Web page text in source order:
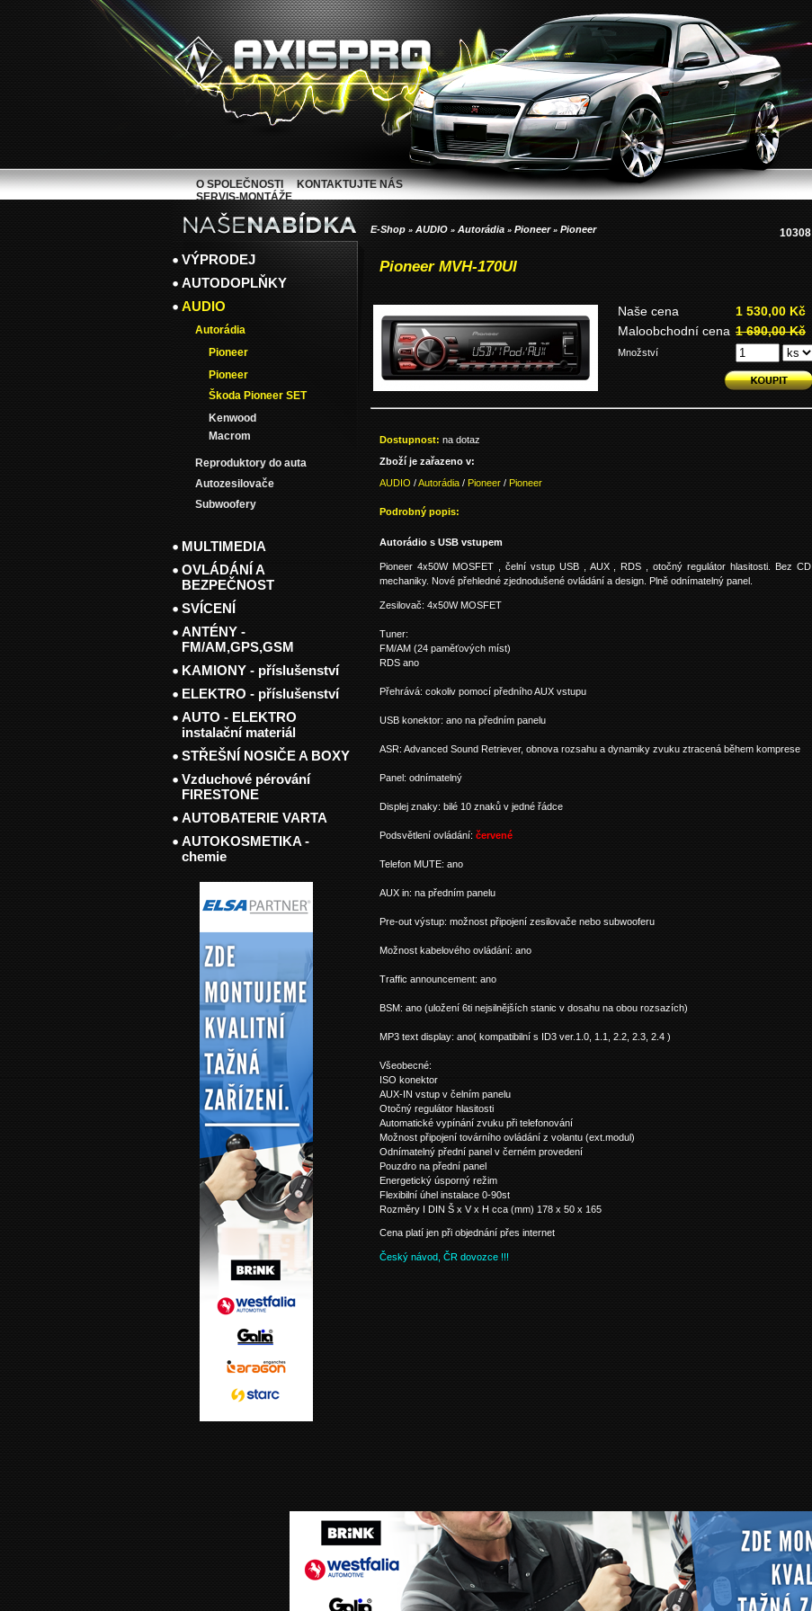
E-Shop » AUDIO » Autorádia » Pioneer» Pioneer
Pioneer MVH-170UI
10308
Naše cena
1 530,00 Kč
Maloobchodní cena 1 690,00 Kč
Množství
Dostupnost: na dotaz
Zboží je zařazeno v:
AUDIO /Autorádia / Pioneer / Pioneer
Podrobný popis:
Autorádio s USB vstupem
Pioneer 4x50W MOSFET , čelní vstup USB , AUX , RDS , otočný regulátor hlasitosti. Bez CD
mechaniky. Nové přehledné zjednodušené ovládání a design. Plně odnímatelný panel.
Zesilovač: 4x50W MOSFET
Tuner:
FM/AM (24 paměťových míst)
RDS ano
Přehrává: cokoliv pomocí předního AUX vstupu
USB konektor: ano na předním panelu
ASR: Advanced Sound Retriever, obnova rozsahu a dynamiky zvuku ztracená během komprese
Panel: odnímatelný
Displej znaky: bilé 10 znaků v jedné řádce
Podsvětlení ovládání: červené
Telefon MUTE: ano
AUX in: na předním panelu
Pre-out výstup: možnost připojení zesilovače nebo subwooferu
Možnost kabelového ovládání: ano
Traffic announcement: ano
BSM: ano (uložení 6ti nejsilnějších stanic v dosahu na obou rozsazích)
MP3 text display: ano( kompatibilní s ID3 ver.1.0, 1.1, 2.2, 2.3, 2.4 )
Všeobecné:
ISO konektor
AUX-IN vstup v čelním panelu
Otočný regulátor hlasitosti
Automatické vypínání zvuku při telefonování
Možnost připojení továrního ovládání z volantu (ext.modul)
Odnímatelný přední panel v černém provedení
Pouzdro na přední panel
Energetický úsporný režim
Flexibilní úhel instalace 0-90st
Rozměry I DIN Š x V x H cca (mm) 178 x 50 x 165
Cena platí jen při objednání přes internet
Český návod, ČR dovozce !!!
VÝPRODEJ
AUTODOPLŇKY
AUDIO
Autorádia
Pioneer
Pioneer
Škoda Pioneer SET
Kenwood
Macrom
Reproduktory do auta
Autozesilovače
Subwoofery
MULTIMEDIA
OVLÁDÁNÍ A
BEZPEČNOST
SVÍCENÍ
ANTÉNY -
FM/AM,GPS,GSM
KAMIONY - příslušenství
ELEKTRO - příslušenství
AUTO - ELEKTRO
instalační materiál
STŘEŠNÍ NOSIČE A BOXY
Vzduchové pérování
FIRESTONE
AUTOBATERIE VARTA
AUTOKOSMETIKA -
chemie
O SPOLEČNOSTI KONTAKTUJTE NÁS
SERVIS-MONTÁŽE